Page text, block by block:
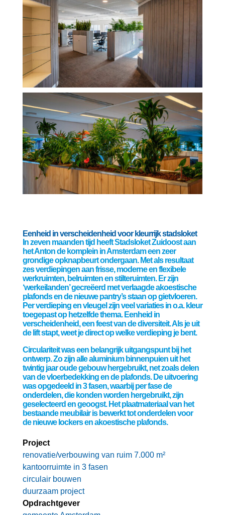
Eenheid in verscheidenheid voor kleurrijk stadsloket
In zeven maanden tijd heeft Stadsloket Zuidoost aan
het Anton de komplein in Amsterdam een zeer
grondige opknapbeurt ondergaan. Met als resultaat
zes verdiepingen aan frisse, moderne en flexibele
werkruimten, belruimten en stilteruimten. Er zijn
‘werkeilanden’ gecreëerd met verlaagde akoestische
plafonds en de nieuwe pantry’s staan op gietvloeren.
Per verdieping en vleugel zijn veel variaties in o.a. kleur
toegepast op hetzelfde thema. Eenheid in
verscheidenheid, een feest van de diversiteit. Als je uit
de lift stapt, weet je direct op welke verdieping je bent.
Circulariteit was een belangrijk uitgangspunt bij het
ontwerp. Zo zijn alle aluminium binnenpuien uit het
twintig jaar oude gebouw hergebruikt, net zoals delen
van de vloerbedekking en de plafonds. De uitvoering
was opgedeeld in 3 fasen, waarbij per fase de
onderdelen, die konden worden hergebruikt, zijn
geselecteerd en geoogst. Het plaatmateriaal van het
bestaande meubilair is bewerkt tot onderdelen voor
de nieuwe lockers en akoestische plafonds.
Project
renovatie/verbouwing van ruim 7.000 m²
kantoorruimte in 3 fasen
circulair bouwen
duurzaam project
Opdrachtgever